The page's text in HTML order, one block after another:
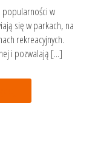
popularności w
się w parkach, na
rekreacyjnych.
i pozwalają [...]